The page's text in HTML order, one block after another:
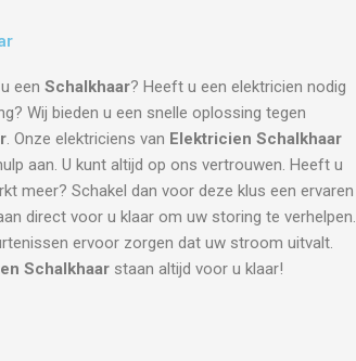
een Schalkhaar? Heeft u een elektricien nodig
Wij bieden u een snelle oplossing tegen
. Onze elektriciens van Elektricien Schalkhaar
aan. U kunt altijd op ons vertrouwen. Heeft u
meer? Schakel dan voor deze klus een ervaren
direct voor u klaar om uw storing te verhelpen.
ervoor zorgen dat uw stroom uitvalt.
Schalkhaar staan altijd voor u klaar!